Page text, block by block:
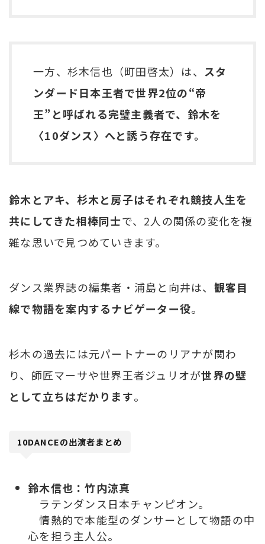
一方、杉木信也（町田啓太）は、 スタ
ンダード日本王者で世界2位の“帝
王”と呼ばれる完璧主義者で、鈴木を
〈10ダンス〉へと誘う存在です。
鈴木とアキ、杉木と房子はそれぞれ競技人生を
共にしてきた相棒同士で、2人の関係の変化を複
雑な思いで見つめていきます。
ダンス業界誌の編集者・浦島と向井は、 観客目
線で物語を案内するナビゲーター役。
杉木の過去には元パートナーのリアナが関わ
り、師匠マーサや世界王者ジュリオが世界の壁
として立ちはだかります。
10DANCEの出演者まとめ
鈴木信也：竹内涼真
ラテンダンス日本チャンピオン。
情熱的で本能型のダンサーとして物語の中
心を担う主人公。